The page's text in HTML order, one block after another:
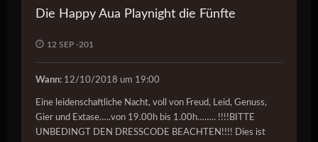
Die Happy Aua Playnight die Fünfte
12 SEP -201
Wann: 12/10/2018 um 19:00
Eine leidenschaftliche Nacht, voll von Freud, Leid, Genuss,
Gier und Extase…..von 19.00h bis 1.00h…….. !!!!BITTE
UNBEDINGT DEN DRESSCODE BEACHTEN!!!! Dies ist